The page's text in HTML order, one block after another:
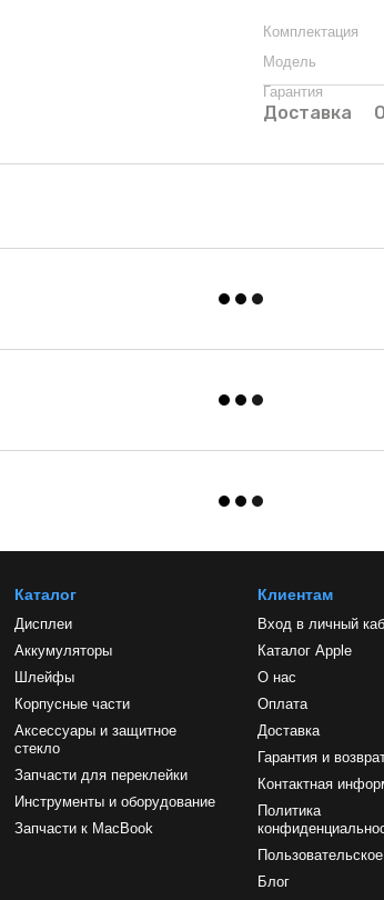
Комплектация
Модель
Гарантия
Доставка
Каталог
Дисплеи
Аккумуляторы
Шлейфы
Корпусные части
Аксессуары и защитное
стекло
Запчасти для переклейки
Инструменты и оборудование
Запчасти к MacBook
Клиентам
Вход в личный
Каталог Apple
О нас
Оплата
Доставка
Гарантия и
Контактная
Политика
Блог